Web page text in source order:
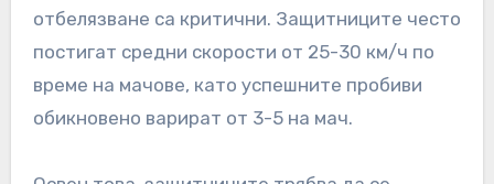
отбелязване са критични. Защитниците често
постигат средни скорости от 25-30 км/ч по
време на мачове, като успешните пробиви
обикновено варират от 3-5 на мач.